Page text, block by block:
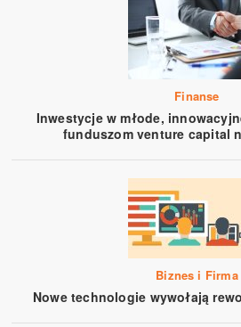
Finanse
Inwestycje w młode,
funduszom venture capital
Biznes i Firma
Nowe technologie wywołają